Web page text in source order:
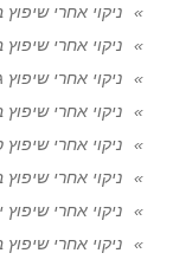
ניקוי אחרי
ניקוי אחרי שיפוץ
ניקוי אחרי שיפוץ
ניקוי אחרי שיפוץ
ניקוי אחרי שיפוץ
ניקוי אחרי שיפוץ
ניקוי אחרי שיפוץ
ניקוי אחרי